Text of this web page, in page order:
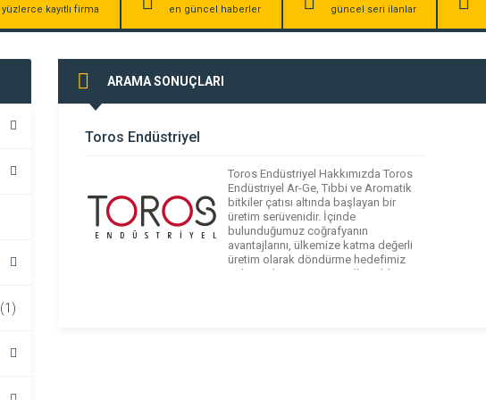
yüzlerce kayıtlı firma en güncel haberler güncel seri ilanlar
(1)
ARAMA SONUÇLARI
Toros Endüstriyel
Toros Endüstriyel Hakkımızda Toros
Endüstriyel Ar-Ge, Tıbbi ve Aromatik
bitkiler çatısı altında başlayan bir
üretim serüvenidir. İçinde
bulunduğumuz coğrafyanın
avantajlarını, ülkemize katma değerli
üretim olarak döndürme hedefimiz
tutkuya dönüştü. Uzun yıllar Tıbbi ve